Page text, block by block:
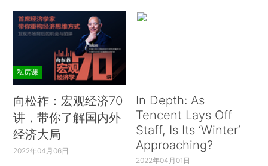
私房课
向松祚：宏观经济70
讲，带你了解国内外
经济大局
2022年04月06日
In Depth: As
Tencent Lays Off
Staff, Is Its ‘Winter’
Approaching?
2022年04月01日